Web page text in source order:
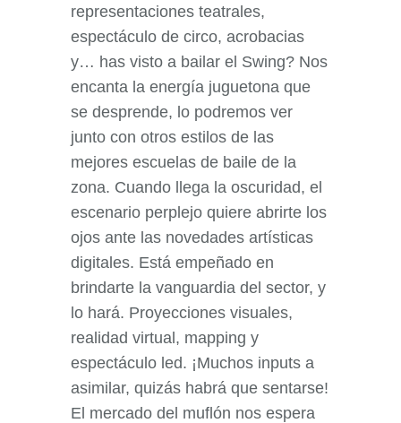
representaciones teatrales,
espectáculo de circo, acrobacias
y… has visto a bailar el Swing? Nos
encanta la energía juguetona que
se desprende, lo podremos ver
junto con otros estilos de las
mejores escuelas de baile de la
zona. Cuando llega la oscuridad, el
escenario perplejo quiere abrirte los
ojos ante las novedades artísticas
digitales. Está empeñado en
brindarte la vanguardia del sector, y
lo hará. Proyecciones visuales,
realidad virtual, mapping y
espectáculo led. ¡Muchos inputs a
asimilar, quizás habrá que sentarse!
El mercado del muflón nos espera